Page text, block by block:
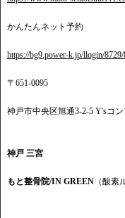
かんたんネット予約
https://bg9.power-k.jp/llogin/8729/
〒651-0095
神戸市中央区旭通3-2-5 Y'sコ
神戸 三宮
もと整骨院/IN GREEN （酸素